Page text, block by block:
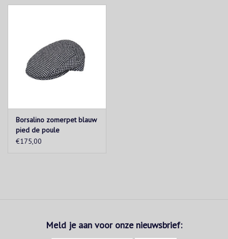
Borsalino zomerpet blauw
pied de poule
€175,00
Meld je aan voor onze nieuwsbrief: